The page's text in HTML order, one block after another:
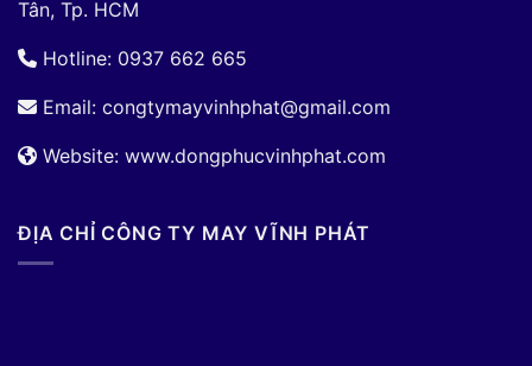
Tân, Tp. HCM
Hotline: 0937 662 665
Email: congtymayvinhphat@gmail.com
Website: www.dongphucvinhphat.com
ĐỊA CHỈ CÔNG TY MAY VĨNH PHÁT